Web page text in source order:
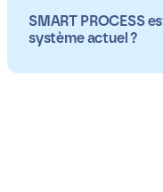
SMART PROCESS
système actuel ?